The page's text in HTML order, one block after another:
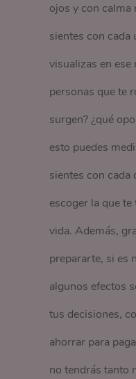
ojos y con
sientes con cada
visualizas en ese
personas que te
surgen? ¿qué
esto puedes
sientes con cada
escoger la que
vida. Además,
prepararte, si es
algunos efectos
tus decisiones,
ahorrar para
no tendrás tanto